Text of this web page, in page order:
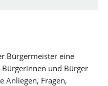
Bürgermeister eine
und Bürger
Anliegen, Fragen,